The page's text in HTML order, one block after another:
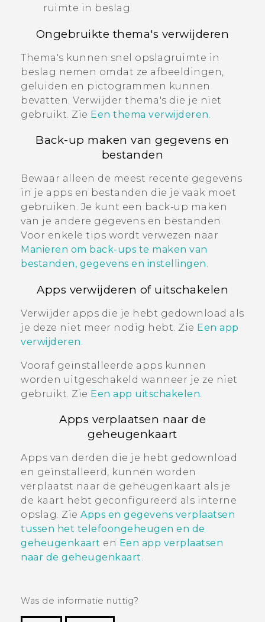
ruimte in beslag.
Ongebruikte thema's verwijderen
Thema's kunnen snel opslagruimte in
beslag nemen omdat ze afbeeldingen,
geluiden en pictogrammen kunnen
bevatten. Verwijder thema's die je niet
gebruikt. Zie Een thema verwijderen
Back-up maken van gegevens en
bestanden
Bewaar alleen de meest recente gegevens
in je apps en bestanden die je vaak moet
gebruiken. Je kunt een back-up maken
van je andere gegevens en bestanden.
Voor enkele tips wordt verwezen naar
Manieren om back-ups te maken van
bestanden, gegevens en instellingen.
Apps verwijderen of uitschakelen
Verwijder apps die je hebt gedownload als
je deze niet meer nodig hebt. Zie Een app
verwijderen
Vooraf geïnstalleerde apps kunnen
worden uitgeschakeld wanneer je ze niet
gebruikt. Zie Een app uitschakelen
Apps verplaatsen naar de
geheugenkaart
Apps van derden die je hebt gedownload
en geïnstalleerd, kunnen worden
verplaatst naar de geheugenkaart als je
de kaart hebt geconfigureerd als interne
opslag. Zie Apps en gegevens verplaatsen
tussen het telefoongeheugen en de
geheugenkaart en Een app verplaatsen
naar de geheugenkaart.
Was de informatie nuttig?